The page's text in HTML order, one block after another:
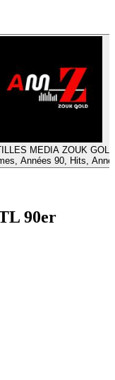
MEDIA ZOUK GOLD
Années 90, Hits,
90er